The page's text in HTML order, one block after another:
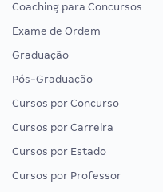
Coaching para Concursos
Exame de Ordem
Graduação
Pós-Graduação
Cursos por Concurso
Cursos por Carreira
Cursos por Estado
Cursos por Professor